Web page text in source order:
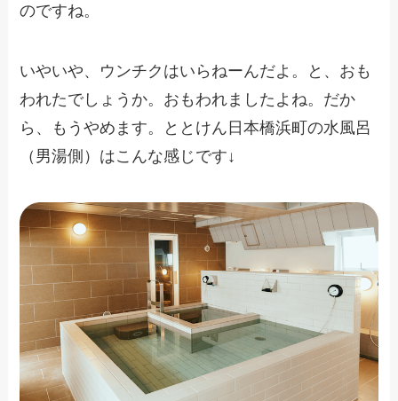
のですね。
いやいや、ウンチクはいらねーんだよ。と、おも
われたでしょうか。おもわれましたよね。だか
ら、もうやめます。ととけん日本橋浜町の水風呂
（男湯側）はこんな感じです↓